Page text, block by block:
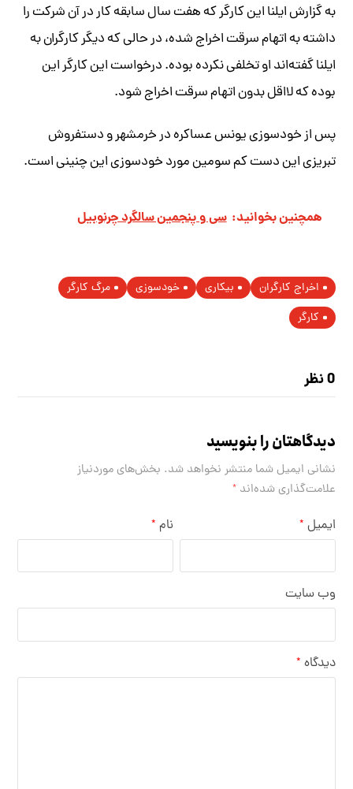
به گزارش ایلنا این کارگر که هفت سال سابقه کار در آن شرکت را
داشته به اتهام سرقت اخراج شده، در حالی که دیگر کارگران به
ایلنا گفته‌اند او تخلفی نکرده بوده. درخواست این کارگر این
بوده که لااقل بدون اتهام سرقت اخراج شود.
پس از خودسوزی یونس عساکره در خرمشهر و دستفروش
تبریزی این دست کم سومین مورد خودسوزی این چنینی است.
همچنین بخوانید: سی و پنجمین سالگرد چرنوبیل
اخراج کارگران بیکاری خودسوزی
مرگ کارگر
کارگر
0 نظر
دیدگاهتان را بنویسید
نشانی ایمیل شما منتشر نخواهد شد. بخش‌های موردنیاز
علامت‌گذاری شده‌اند*
نام * ایمیل *
وب‌ سایت
دیدگاه *